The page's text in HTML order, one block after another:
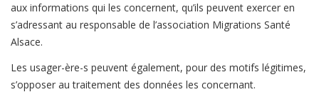
aux informations qui les concernent, qu’ils peuvent exercer en
s’adressant au responsable de l’association Migrations Santé
Alsace.
Les usager-ère-s peuvent également, pour des motifs légitimes,
s’opposer au traitement des données les concernant.